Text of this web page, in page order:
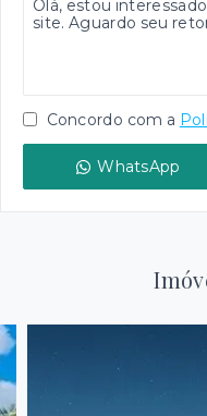
Concordo com a
WhatsApp